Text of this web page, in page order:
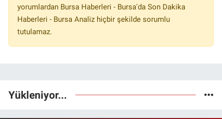
yorumlardan Bursa Haberleri - Bursa'da Son Dakika
Haberleri - Bursa Analiz hiçbir şekilde sorumlu
tutulamaz.
Yükleniyor...